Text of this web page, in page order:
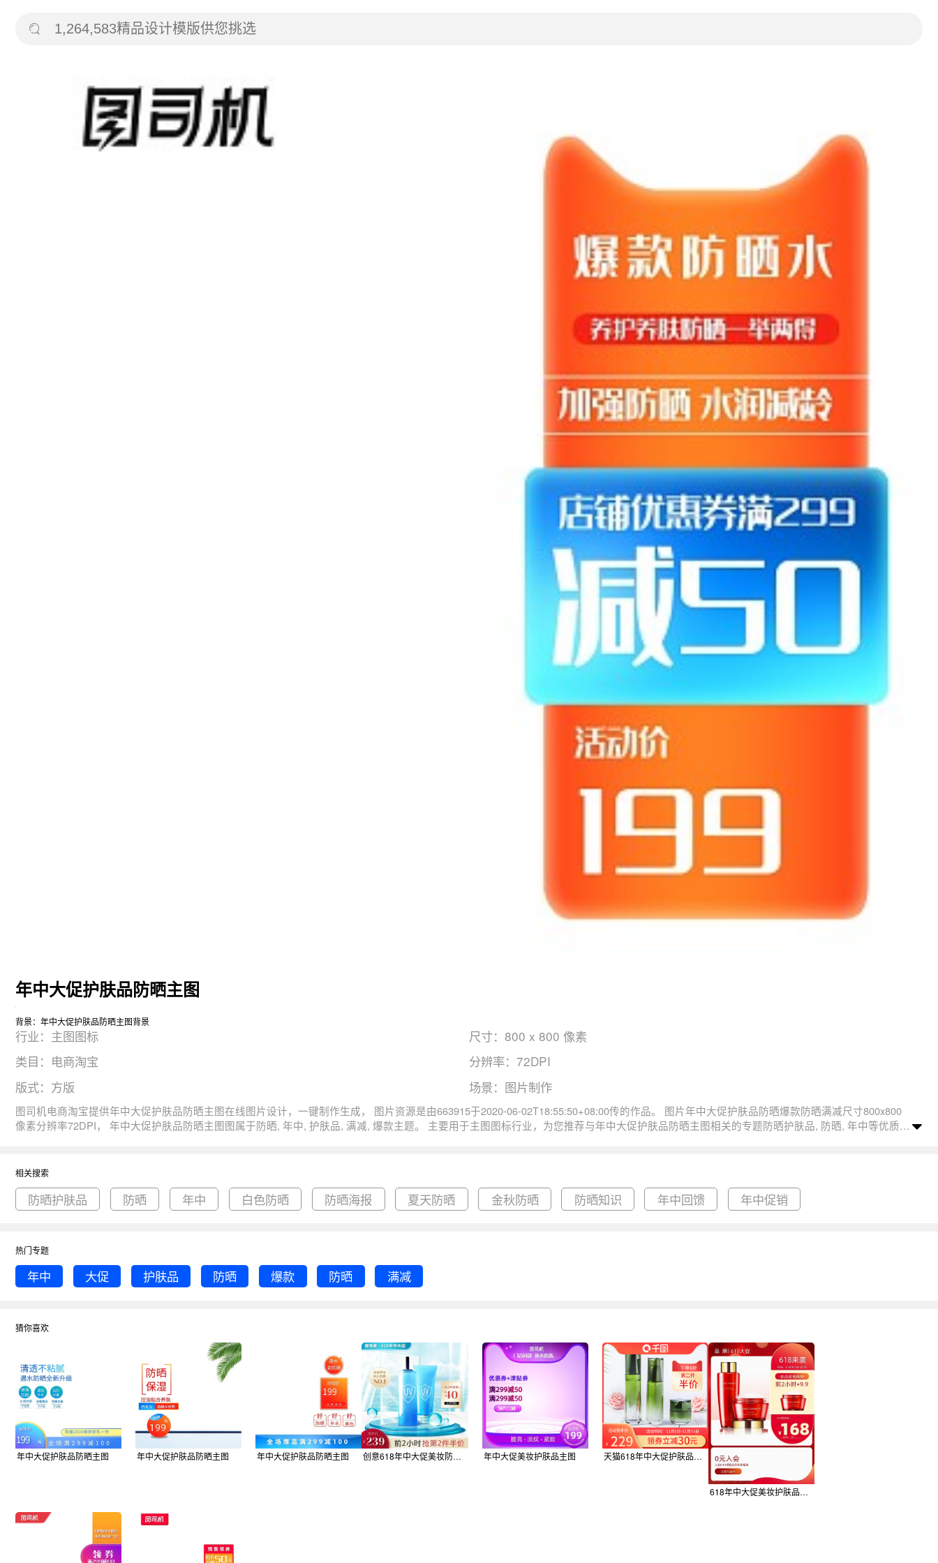
年中大促护肤品防晒主图
背景：年中大促护肤品防晒主图背景
行业：主图图标
尺寸：800 x 800 像素
类目：电商淘宝
分辨率：72DPI
版式：方版
场景：图片制作
图司机电商淘宝提供年中大促护肤品防晒主图在线图片设计，一键制作生成， 图片资源是由663915于2020-06-02T18:55:50+08:00传的作品。 图片年中大促护肤品防晒爆款防晒满减尺寸800x800
像素分辨率72DPI， 年中大促护肤品防晒主图图属于防晒, 年中, 护肤品, 满减, 爆款主题。 主要用于主图图标行业，为您推荐与年中大促护肤品防晒主图相关的专题防晒护肤品, 防晒, 年中等优质图
相关搜索
防晒护肤品 防晒 年中 白色防晒 防晒海报 夏天防晒 金秋防晒 防晒知识 年中回馈 年中促销
热门专题
年中 大促 护肤品 防晒 爆款 防晒 满减
猜你喜欢
年中大促护肤品防晒主图 年中大促护肤品防晒主图 年中大促护肤品防晒主图 创意618年中大促美妆防晒淘宝电商主图 年中大促美妆护肤品主图 天猫618年中大促护肤品化妆品主图直通车
618年中大促美妆护肤品红色大促主图